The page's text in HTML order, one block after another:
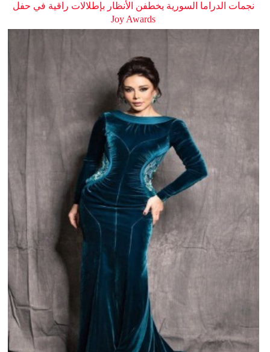
نجمات الدراما السورية يخطفن الأنظار بإطلالات راقية في حفل
Joy Awards